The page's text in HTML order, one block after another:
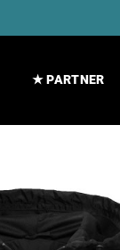
★ PARTNER